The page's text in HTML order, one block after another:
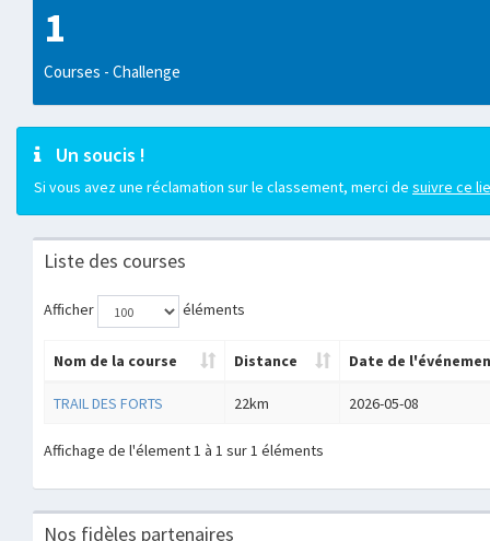
1
Courses - Challenge
Un soucis !
Si vous avez une réclamation sur le classement, merci de suivre ce
Liste des courses
Afficher éléments
Nom de la course Distance Date de
TRAIL DES FORTS 22km 2026-05-08
Affichage de l'élement 1 à 1 sur 1 éléments
Nos fidèles partenaires